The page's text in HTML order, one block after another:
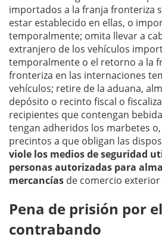
importados a la franja fronteriza
estar establecido en ellas, o
temporalmente; omita llevar a
extranjero de los vehículos
temporalmente o el retorno a la
fronteriza en las internaciones
vehículos; retire de la aduana,
depósito o recinto fiscal o
recipientes que contengan
tengan adheridos los marbetes o,
precintos a que obligan las
viole los medios de seguridad
personas autorizadas para
mercancías de comercio
Pena de prisión por
contrabando